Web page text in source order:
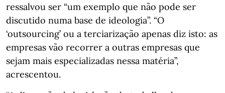
ressalvou ser “um exemplo que não pode ser
discutido numa base de ideologia”. “O
‘outsourcing’ ou a terciarização apenas diz isto: as
empresas vão recorrer a outras empresas que
sejam mais especializadas nessa matéria”,
acrescentou.